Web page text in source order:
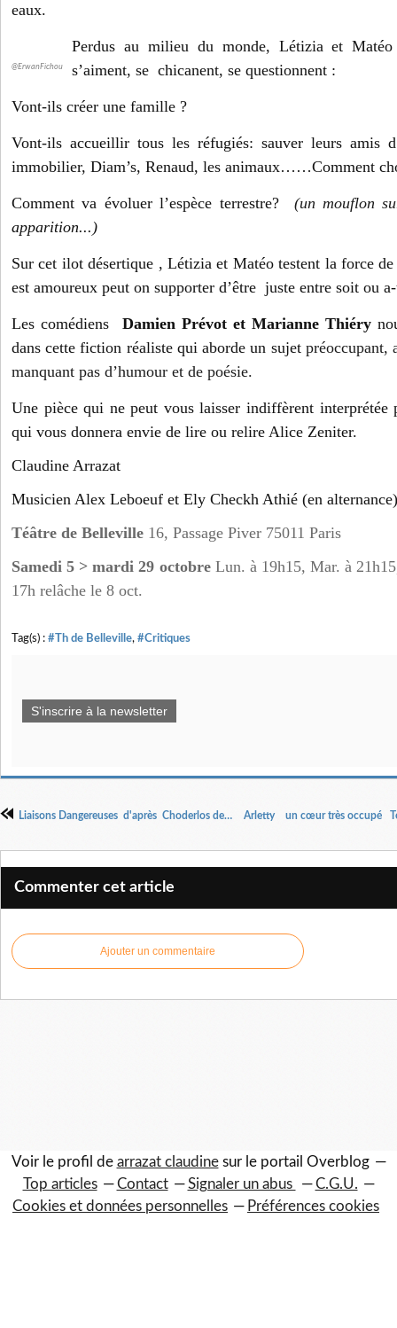
eaux.
@ErwanFichou
Perdus au milieu du monde, Létizia et
s’aiment, se chicanent, se questionnent :
Vont-ils créer une famille ?
Vont-ils accueillir tous les réfugiés: sauver leurs amis
immobilier, Diam’s, Renaud, les animaux……Comment
Comment va évoluer l’espèce terrestre?
(un mouflon
apparition...)
Sur cet ilot désertique , Létizia et Matéo testent la force
est amoureux peut on supporter d’être juste entre soit ou
Les comédiens Damien Prévot et Marianne Thiéry
dans cette fiction réaliste qui aborde un sujet préoccupant,
manquant pas d’humour et de poésie.
Une pièce qui ne peut vous laisser indiffèrent interprétée
qui vous donnera envie de lire ou relire Alice Zeniter.
Claudine Arrazat
Musicien Alex Leboeuf et Ely Checkh Athié (en alternance)
Téâtre de Belleville 16, Passage Piver 75011 Paris
Samedi 5 > mardi 29 octobre Lun. à 19h15, Mar. à
17h relâche le 8 oct.
Tag(s) : #Th de Belleville, #Critiques
S'inscrire à la newsletter
Liaisons Dangereuses d'après Choderlos de Laclos Adaptation et mise en scène Arnaud Denis
Commenter cet article
Ajouter un commentaire
Voir le profil de arrazat claudinesur le portail Overblog
Top articles
Contact Signaler un abus
C.G.U.
Cookies et données personnelles
Préférences cookies